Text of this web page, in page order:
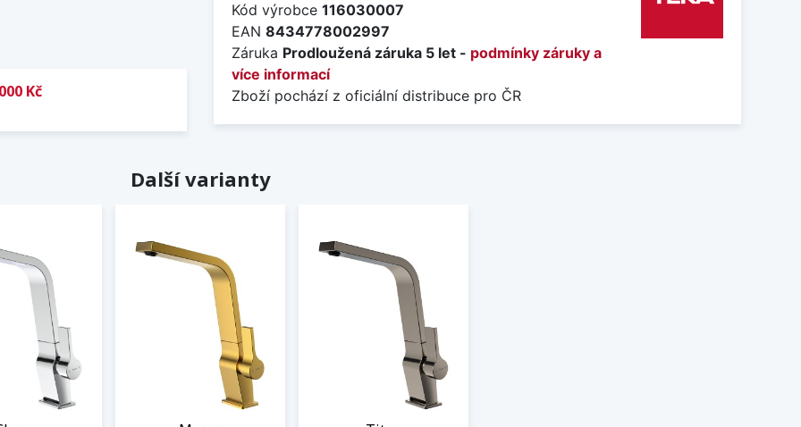
Kč
Kód výrobce 116030007
EAN 8434778002997
Záruka Prodloužená záruka 5 let - podmínky záruky a
více informací
Zboží pochází z oficiální distribuce pro ČR
Další varianty